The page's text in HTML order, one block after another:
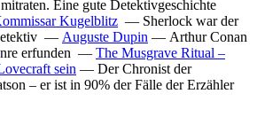
Eine gute Detektivgeschichte
Kugelblitz — Sherlock war der
— Auguste Dupin — Arthur Conan
erfunden — The Musgrave Ritual –
sein — Der Chronist der
– er ist in 90% der Fälle der Erzähler